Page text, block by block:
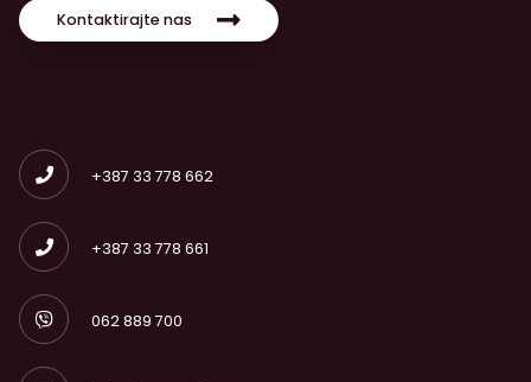
Kontaktirajte nas
+387 33 778 662
+387 33 778 661
062 889 700